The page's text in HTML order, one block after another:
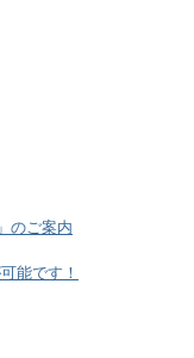
のご案内
能です！